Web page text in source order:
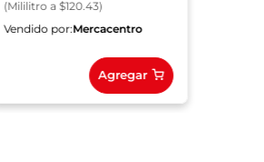
(Mililitro a $120.43)
Vendido por:Mercacentro
Agregar